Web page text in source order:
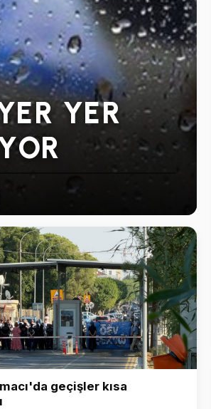
YER
geçişler kısa